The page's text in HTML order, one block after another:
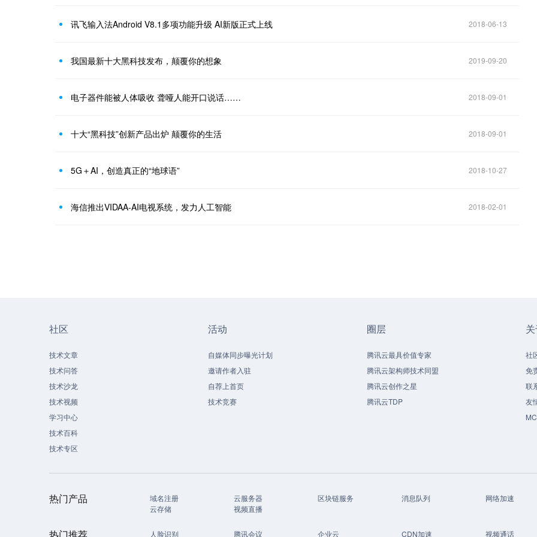
讯飞输入法Android V8.1多项功能升级 AI新版正式上线 2018-06-13
我国最新十大黑科技发布，颠覆你的想象 2019-09-20
电子器件能被人体吸收 聋哑人能开口说话…… 2018-09-01
十大“黑科技”创新产品出炉 颠覆你的生活 2018-09-01
5G＋AI，创造真正的“地球语” 2018-10-27
海信推出VIDAA-AI电视系统，发力人工智能 2018-02-01
社区
技术文章
技术问答
技术沙龙
技术视频
学习中心
技术百科
技术专区
活动
自媒体同步曝光计划
邀请作者入驻
自荐上首页
技术竞赛
圈层
腾讯云最具价值专家
腾讯云架构师技术同盟
腾讯云创作之星
腾讯云TDP
社
免
联
友
热门产品 域名注册 云服务器 区块链服务 消息队列
网络加速
云存储
视频直播
热门推荐 人脸识别 腾讯会议 企业云 CDN加速 视频通话